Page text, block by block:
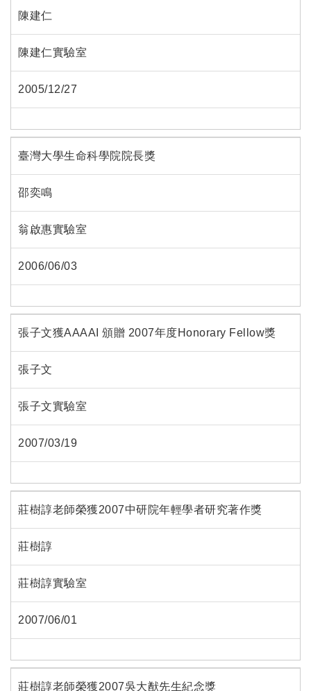
陳建仁
陳建仁實驗室
2005/12/27
臺灣大學生命科學院院長獎
邵奕鳴
翁啟惠實驗室
2006/06/03
張子文獲AAAAI 頒贈 2007年度Honorary Fellow獎
張子文
張子文實驗室
2007/03/19
莊樹諄老師榮獲2007中研院年輕學者研究著作獎
莊樹諄
莊樹諄實驗室
2007/06/01
莊樹諄老師榮獲2007吳大猷先生紀念獎